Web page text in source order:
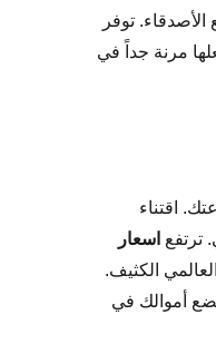
توفر
مرنة جداً في
اقتناء
ترتفع اسعار
الكثيف.
أموالك في